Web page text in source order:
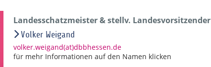
Landesschatzmeister & stellv. Landesvorsitzender
Volker Weigand
volker.weigand(at)dbbhessen.de
für mehr Informationen auf den Namen klicken